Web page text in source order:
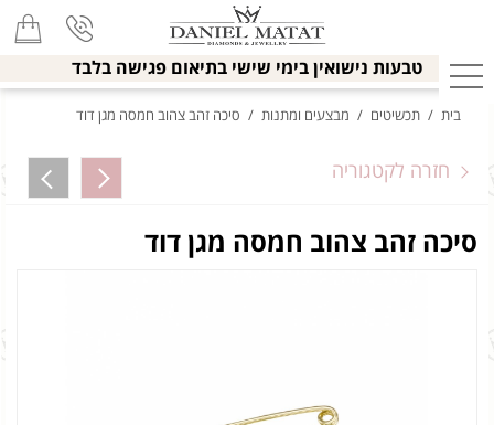
טבעות נישואין בימי שישי בתיאום פגישה בלבד
בית / תכשיטים / מבצעים ומתנות / סיכה זהב צהוב חמסה מגן דוד
חזרה לקטגוריה
סיכה זהב צהוב חמסה מגן דוד